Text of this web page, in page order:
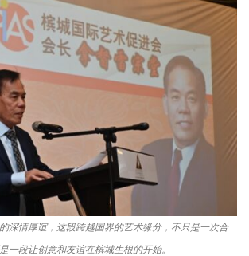
深情厚谊，这段跨越国界的艺术缘分，不只是一次合
一段让创意和友谊在槟城生根的开始。